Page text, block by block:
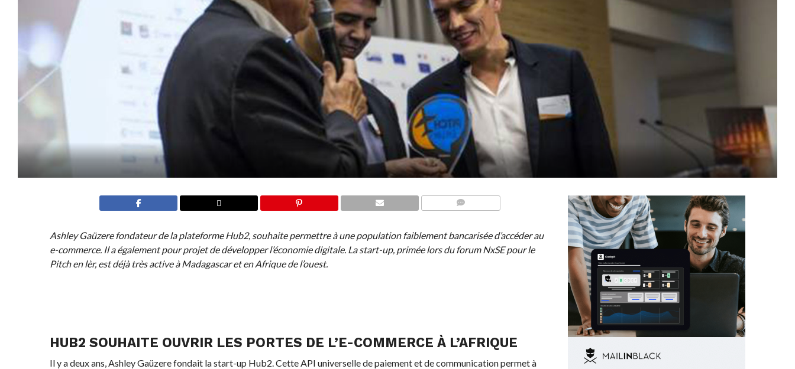
Ashley Gaüzere fondateur de la plateforme Hub2, souhaite permettre à une population faiblement bancarisée d’accéder au
e-commerce. Il a également pour projet de développer l’économie digitale. La start-up, primée lors du forum NxSE pour le
Pitch en lèr, est déjà très active à Madagascar et en Afrique de l’ouest.
HUB2 SOUHAITE OUVRIR LES PORTES DE L’E-COMMERCE À L’AFRIQUE
Il y a deux ans, Ashley Gaüzere fondait la start-up Hub2. Cette API universelle de paiement et de communication permet à